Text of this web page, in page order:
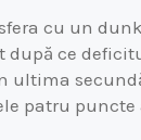
cu un
după ce
ultima
patru puncte